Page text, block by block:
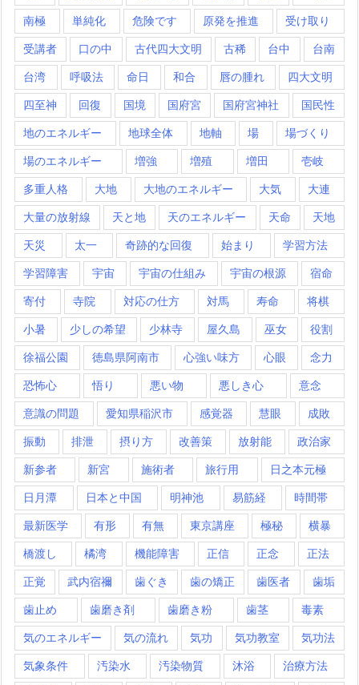
南極 単純化 危険です 原発を推進 受け取り
受講者 口の中 古代四大文明 古稀 台中 台南
台湾 呼吸法 命日 和合 唇の腫れ 四大文明
四至神 回復 国境 国府宮 国府宮神社 国民性
地のエネルギー 地球全体 地軸 場 場づくり
場のエネルギー 増強 増殖 増田 壱岐
多重人格 大地 大地のエネルギー 大気 大連
大量の放射線 天と地 天のエネルギー 天命 天地
天災 太一 奇跡的な回復 始まり 学習方法
学習障害 宇宙 宇宙の仕組み 宇宙の根源 宿命
寄付 寺院 対応の仕方 対馬 寿命 将棋
小暑 少しの希望 少林寺 屋久島 巫女 役割
徐福公園 徳島県阿南市 心強い味方 心眼 念力
恐怖心 悟り 悪い物 悪しき心 意念
意識の問題 愛知県稲沢市 感覚器 慧眼 成敗
振動 排泄 摂り方 改善策 放射能 政治家
新参者 新宮 施術者 旅行用 日之本元極
日月潭 日本と中国 明神池 易筋経 時間帯
最新医学 有形 有無 東京講座 極秘 横暴
橋渡し 橘湾 機能障害 正信 正念 正法
正覚 武内宿禰 歯ぐき 歯の矯正 歯医者 歯垢
歯止め 歯磨き剤 歯磨き粉 歯茎 毒素
気のエネルギー 気の流れ 気功 気功教室 気功法
気象条件 汚染水 汚染物質 沐浴 治療方法